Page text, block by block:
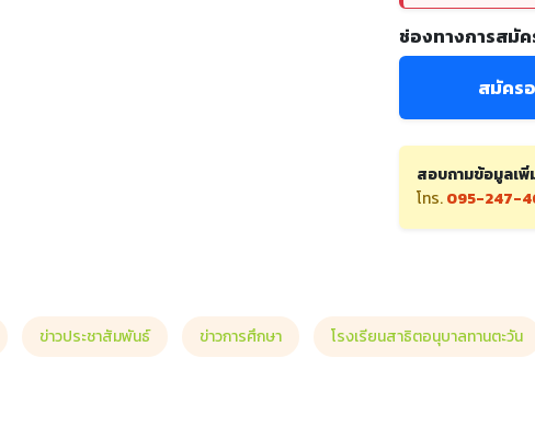
ช่องทางการสมัค
สมัคร
สอบถามข้อมูลเพิ่
โทร.095-247-
ข่าวประชาสัมพันธ์ ข่าวการศึกษา โรงเรียนสาธิตอนุบาลทานตะวัน